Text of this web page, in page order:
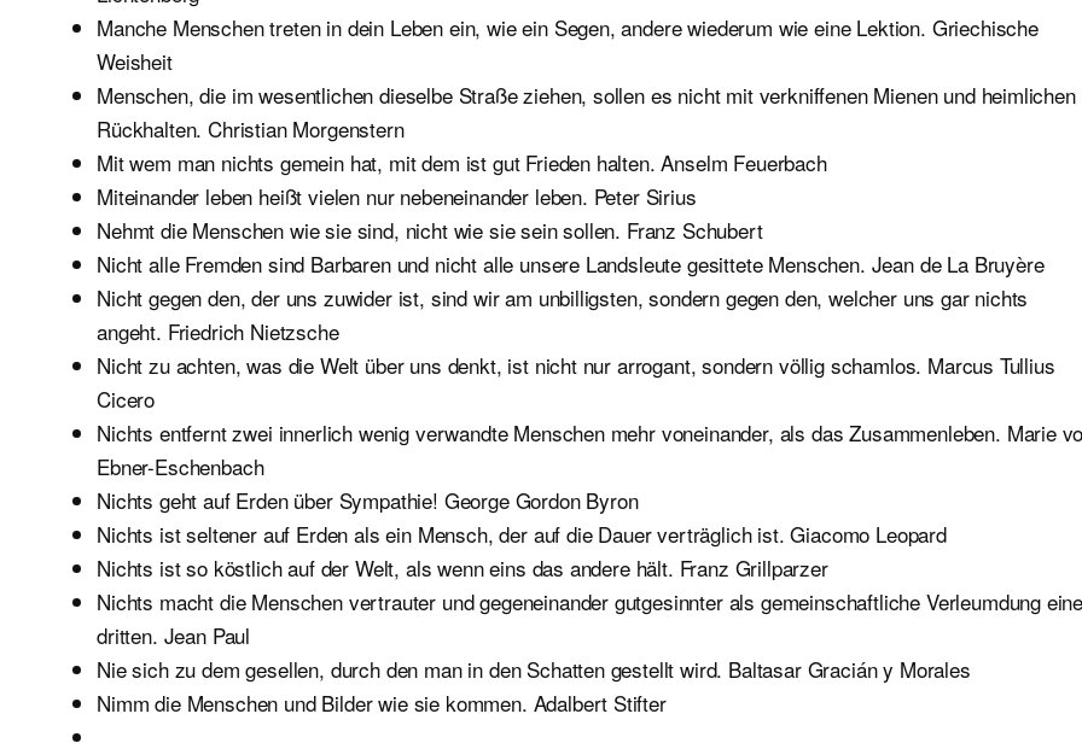
Manche Menschen treten in dein Leben ein, wie ein Segen, andere wiederum wie eine Lektion. Griechische
Weisheit
Menschen, die im wesentlichen dieselbe Straße ziehen, sollen es nicht mit verkniffenen Mienen und heimlichen
Rückhalten. Christian Morgenstern
Mit wem man nichts gemein hat, mit dem ist gut Frieden halten. Anselm Feuerbach
Miteinander leben heißt vielen nur nebeneinander leben. Peter Sirius
Nehmt die Menschen wie sie sind, nicht wie sie sein sollen. Franz Schubert
Nicht alle Fremden sind Barbaren und nicht alle unsere Landsleute gesittete Menschen. Jean de La Bruyère
Nicht gegen den, der uns zuwider ist, sind wir am unbilligsten, sondern gegen den, welcher uns gar nichts
angeht. Friedrich Nietzsche
Nicht zu achten, was die Welt über uns denkt, ist nicht nur arrogant, sondern völlig schamlos. Marcus Tullius
Cicero
Nichts entfernt zwei innerlich wenig verwandte Menschen mehr voneinander, als das Zusammenleben. Marie
Ebner-Eschenbach
Nichts geht auf Erden über Sympathie! George Gordon Byron
Nichts ist seltener auf Erden als ein Mensch, der auf die Dauer verträglich ist. Giacomo Leopard
Nichts ist so köstlich auf der Welt, als wenn eins das andere hält. Franz Grillparzer
Nichts macht die Menschen vertrauter und gegeneinander gutgesinnter als gemeinschaftliche Verleumdung
dritten. Jean Paul
Nie sich zu dem gesellen, durch den man in den Schatten gestellt wird. Baltasar Gracián y Morales
Nimm die Menschen und Bilder wie sie kommen. Adalbert Stifter